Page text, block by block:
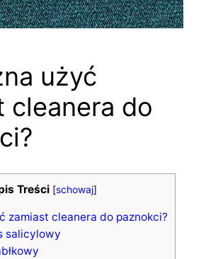
użyć
cleanera do
Treści [schowaj]
zamiast cleanera do paznokci?
salicylowy